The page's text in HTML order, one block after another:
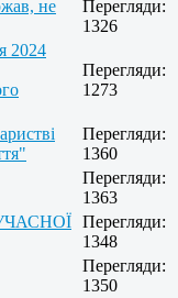
не
Перегляди:
1326
2024
Перегляди:
1273
Перегляди:
1360
Перегляди:
1363
Перегляди:
1348
Перегляди:
1350